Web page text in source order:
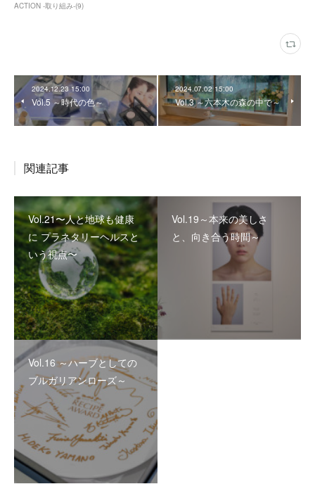
ACTION -取り組み-(9)
2024.12.23 15:00
Vol.5 ～時代の色～
2024.07.02 15:00
Vol.3 ～六本木の森の中で～
関連記事
Vol.21〜人と地球も健康
に プラネタリーヘルスと
いう視点〜
Vol.19～本来の美しさ
と、向き合う時間～
Vol.16 ～ハーブとしての
ブルガリアンローズ～